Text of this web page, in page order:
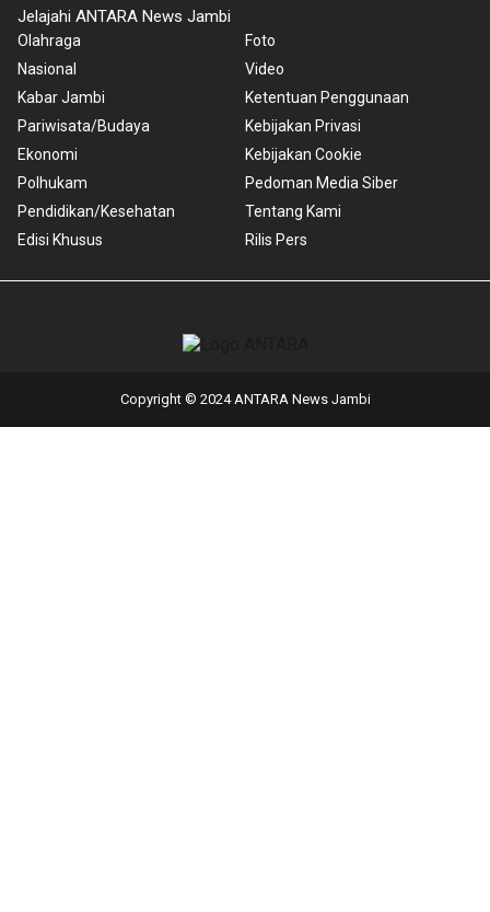
Jelajahi ANTARA News Jambi
Olahraga
Nasional
Kabar Jambi
Pariwisata/Budaya
Ekonomi
Polhukam
Pendidikan/Kesehatan
Edisi Khusus
Foto
Video
Ketentuan Penggunaan
Kebijakan Privasi
Kebijakan Cookie
Pedoman Media Siber
Tentang Kami
Rilis Pers
Copyright © 2024 ANTARA News Jambi